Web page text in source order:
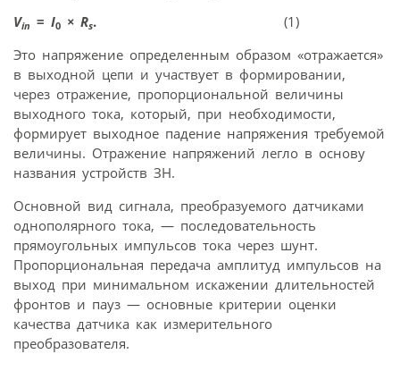
Vin = I0 × Rs.
(1)
Это напряжение определенным образом «отражается»
в выходной цепи и участвует в формировании,
через отражение, пропорциональной величины
выходного тока, который, при необходимости,
формирует выходное падение напряжения требуемой
величины. Отражение напряжений легло в основу
названия устройств ЗН.
Основной вид сигнала, преобразуемого датчиками
однополярного тока, — последовательность
прямоугольных импульсов тока через шунт.
Пропорциональная передача амплитуд импульсов на
выход при минимальном искажении длительностей
фронтов и пауз — основные критерии оценки
качества датчика как измерительного
преобразователя.